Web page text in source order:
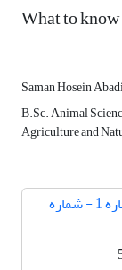
What to
Saman Hosein
B.Sc. Animal
Agriculture and
دوره 20، شماره 1 - شماره